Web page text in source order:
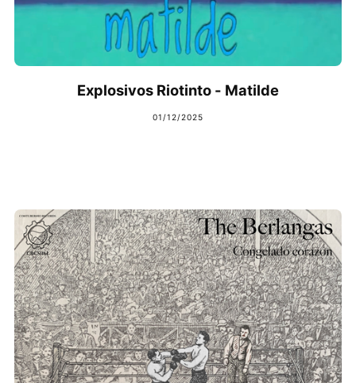
Explosivos Riotinto - Matilde
01/12/2025